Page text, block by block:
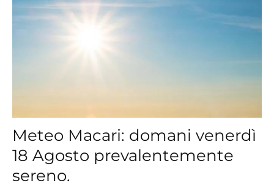
Meteo Macari: domani venerdì
18 Agosto prevalentemente
sereno.